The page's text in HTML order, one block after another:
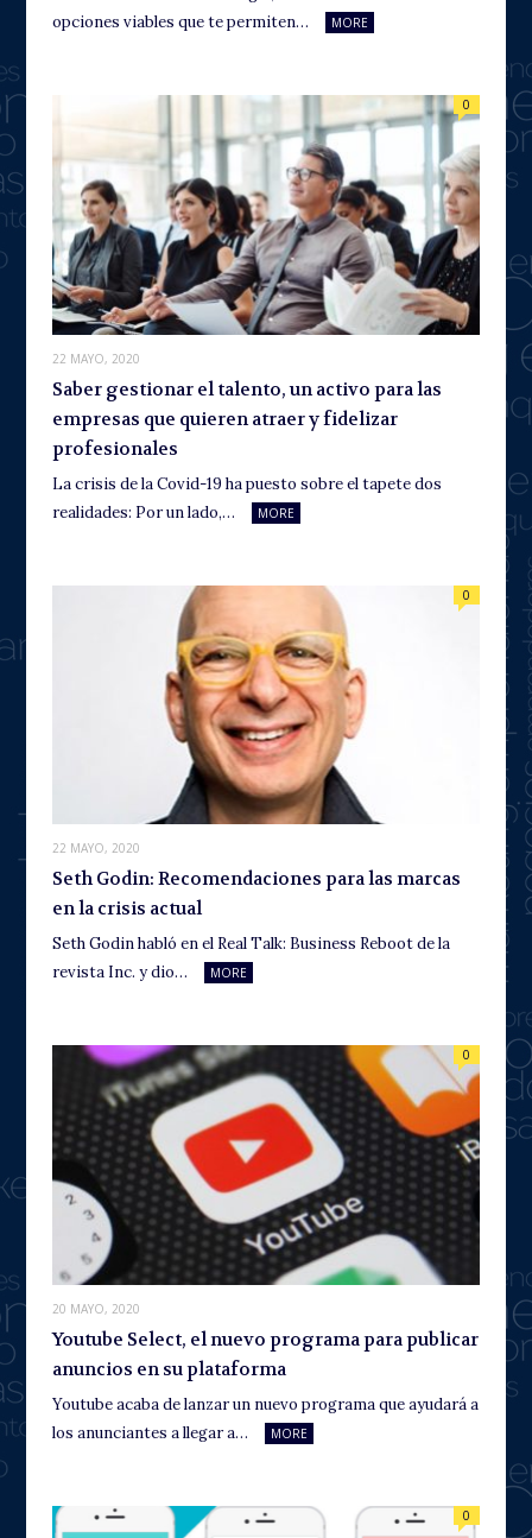
opciones viables que te permiten…
MORE
22 MAYO, 2020
0
Saber gestionar el talento, un activo para las
empresas que quieren atraer y fidelizar
profesionales
La crisis de la Covid-19 ha puesto sobre el tapete dos
realidades: Por un lado,…
MORE
22 MAYO, 2020
0
Seth Godin: Recomendaciones para las marcas
en la crisis actual
Seth Godin habló en el Real Talk: Business Reboot de la
revista Inc. y dio…
MORE
20 MAYO, 2020
0
Youtube Select, el nuevo programa para publicar
anuncios en su plataforma
Youtube acaba de lanzar un nuevo programa que ayudará a
los anunciantes a llegar a…
MORE
0